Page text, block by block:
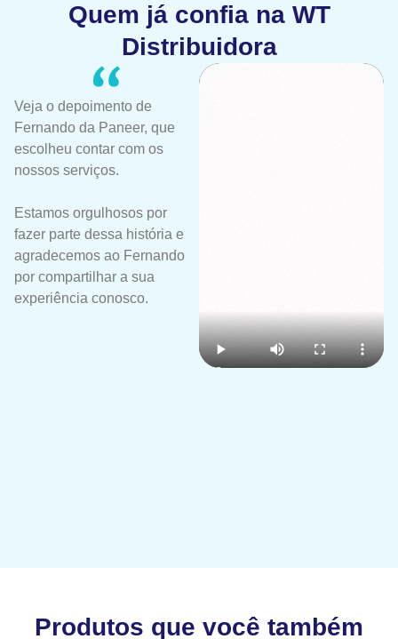
Quem já confia na WT
Distribuidora
Veja o depoimento de
Fernando da Paneer, que
escolheu contar com os
nossos serviços.
Estamos orgulhosos por
fazer parte dessa história e
agradecemos ao Fernando
por compartilhar a sua
experiência conosco.
Produtos que você também